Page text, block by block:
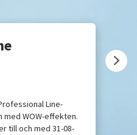
Line-
WOW-effekten.
till och med 31-08-